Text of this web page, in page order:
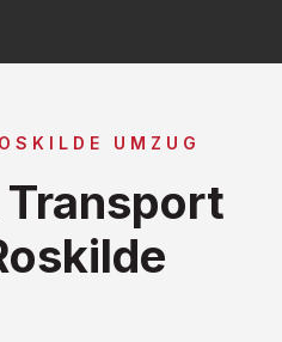
UMZUG
Transport